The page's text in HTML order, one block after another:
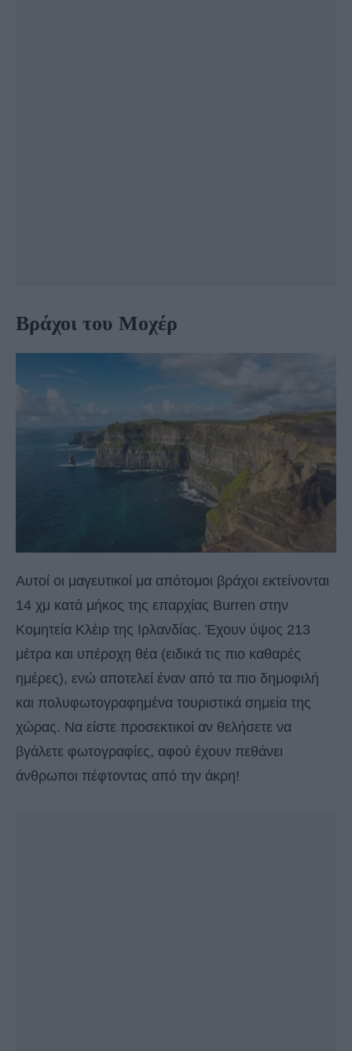
Βράχοι του Μοχέρ
Αυτοί οι μαγευτικοί μα απότομοι βράχοι εκτείνονται
14 χμ κατά μήκος της επαρχίας Burren στην
Κομητεία Κλέιρ της Ιρλανδίας. Έχουν ύψος 213
μέτρα και υπέροχη θέα (ειδικά τις πιο καθαρές
ημέρες), ενώ αποτελεί έναν από τα πιο δημοφιλή
και πολυφωτογραφημένα τουριστικά σημεία της
χώρας. Να είστε προσεκτικοί αν θελήσετε να
βγάλετε φωτογραφίες, αφού έχουν πεθάνει
άνθρωποι πέφτοντας από την άκρη!